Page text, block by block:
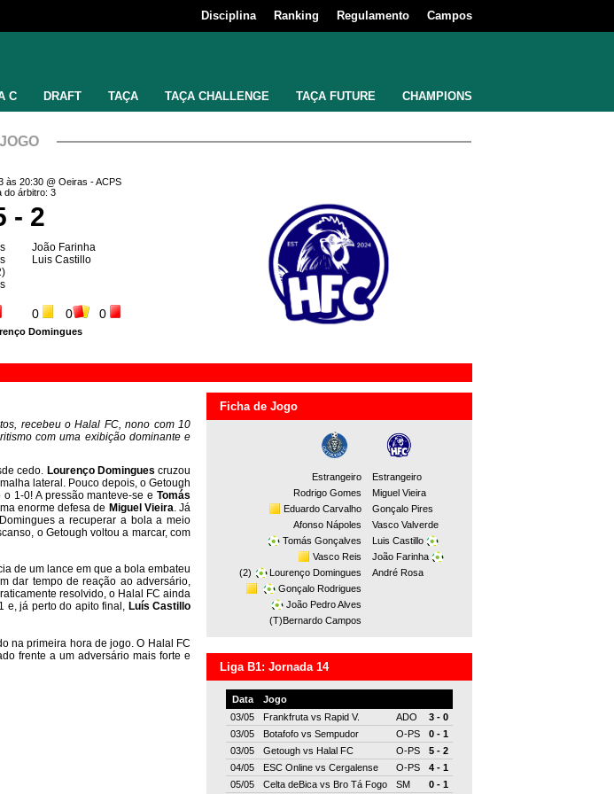
Disciplina Ranking Regulamento Campos
C DRAFT TAÇA TAÇA CHALLENGE TAÇA FUTURE CHAMPIONS
JOGO
às 20:30 @ Oeiras - ACPS
do árbitro: 3
- 2
João Farinha
Luis Castillo
0 0 0
Domingues
recebeu o Halal FC, nono com 10
com uma exibição dominante e
cedo. Lourenço Domingues cruzou
lateral. Pouco depois, o Getough
1-0! A pressão manteve-se e Tomás
enorme defesa de Miguel Vieira. Já
a recuperar a bola a meio
o Getough voltou a marcar, com
de um lance em que a bola embateu
dar tempo de reação ao adversário,
resolvido, o Halal FC ainda
e, já perto do apito final, Luís Castillo
na primeira hora de jogo. O Halal FC
frente a um adversário mais forte e
Ficha de Jogo
Estrangeiro
Estrangeiro
Rodrigo Gomes
Miguel Vieira
Eduardo Carvalho
Gonçalo Pires
Afonso Nápoles
Vasco Valverde
Tomás Gonçalves
Luis Castillo
Vasco Reis
João Farinha
(2)
Lourenço Domingues
André Rosa
Gonçalo Rodrigues
João Pedro Alves
(T)Bernardo Campos
Liga B1: Jornada 14
Data
Jogo
03/05
Frankfruta vs Rapid V. ADO
3 - 0
03/05
Botafofo vs Sempudor O-PS
0 - 1
03/05
Getough vs Halal FC O-PS
5 - 2
04/05
ESC Online vs Cergalense O-PS
4 - 1
05/05
Celta deBica vs Bro Tá Fogo SM 0 - 1